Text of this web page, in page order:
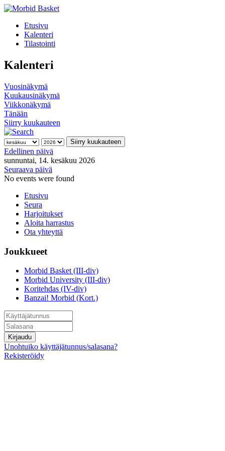
Etusivu
Kalenteri
Tilastointi
Kalenteri
Vuosinäkymä
Kuukausinäkymä
Viikkonäkymä
Tänään
Siirry kuukauteen
Siirry kuukauteen
Edellinen päivä
sunnuntai, 14. kesäkuu 2026
Seuraava päivä
No events were found
Etusivu
Seura
Harjoitukset
Aloita harrastus
Ota yhteyttä
Joukkueet
Morbid Basket (III-div)
Morbid University (III-div)
Koritehdas (IV-div)
Banzai! Morbid (Kort.)
Kirjaudu
Unohtuiko käyttäjätunnus/salasana?
Rekisteröidy